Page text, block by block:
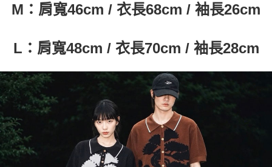
３．未成年的使用者請事先徵得法定代理人或監護人之同意方可使用
「AFTEE先享後付」，若未經同意申辦者引起之損失，本公司不負相關責
時審查核予不同之上限額度；若仍有額度不足之情形，本公司將視審查結果
５．嚴禁一人註冊多個帳號或使用他人資訊註冊。若發現惡意使用之情形，
恩沛科技股份有限公司將有權停止該用戶之使用額度並採取法律行動。
M：肩寬46cm / 衣長68cm / 袖長26cm
L：肩寬48cm / 衣長70cm / 袖長28cm